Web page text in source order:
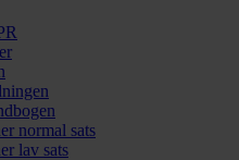
normal sats
lav sats